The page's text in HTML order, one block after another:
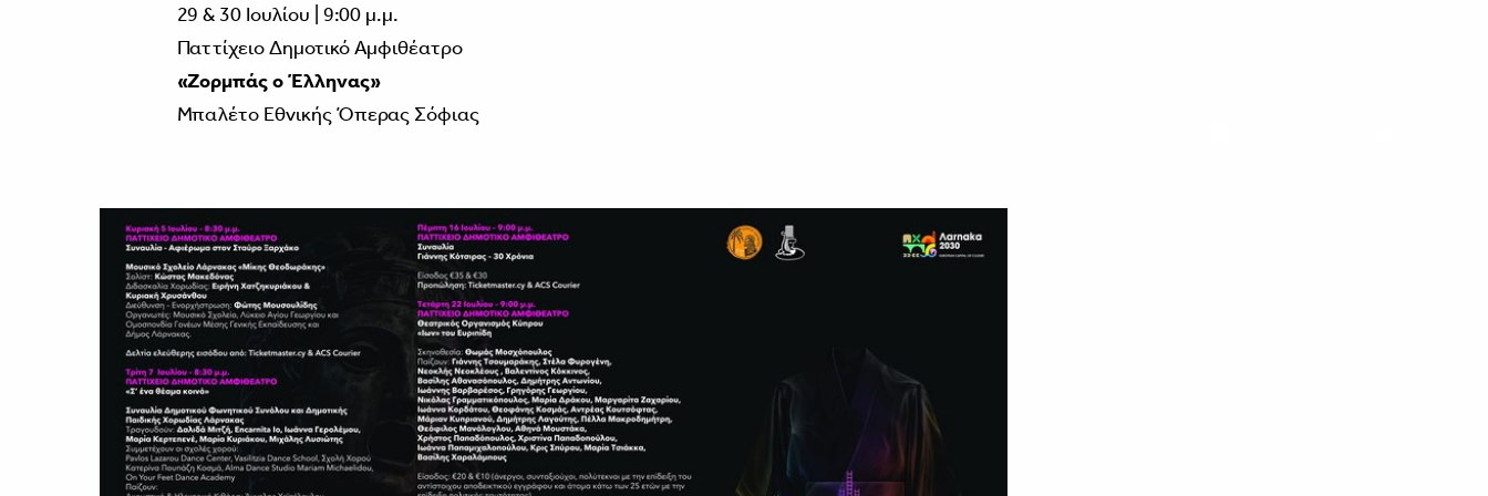
29 & 30 Ιουλίου | 9:00 μ.μ.
Παττίχειο Δημοτικό Αμφιθέατρο
«Ζορμπάς ο Έλληνας»
Μπαλέτο Εθνικής Όπερας Σόφιας